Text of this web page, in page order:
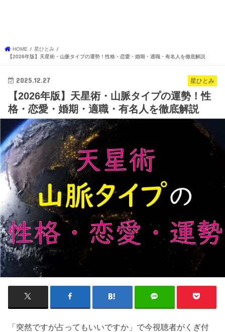
HOME
星ひとみ
【2026年版】天星術・山脈タイプの運勢！性格・恋愛・婚期・適職・有名人を徹底解説
星ひとみ
2025.12.27
【2026年版】天星術・山脈タイプの運勢！性
格・恋愛・婚期・適職・有名人を徹底解説
「突然ですが占ってもいいですか」で今視聴者がくぎ付